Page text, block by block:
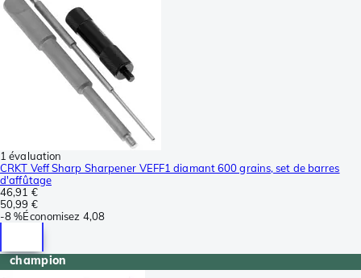
1 évaluation
CRKT Veff Sharp Sharpener VEFF1 diamant 600 grains, set de barres
d'affûtage
46,91 €
50,99 €
-8 %Économisez 4,08
champion